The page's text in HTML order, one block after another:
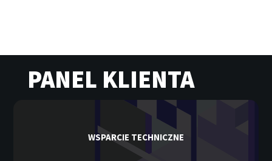
PANEL KLIENTA
WSPARCIE TECHNICZNE